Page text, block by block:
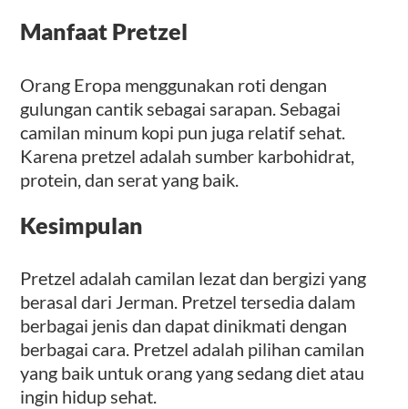
Manfaat Pretzel
Orang Eropa menggunakan roti dengan
gulungan cantik sebagai sarapan. Sebagai
camilan minum kopi pun juga relatif sehat.
Karena pretzel adalah sumber karbohidrat,
protein, dan serat yang baik.
Kesimpulan
Pretzel adalah camilan lezat dan bergizi yang
berasal dari Jerman. Pretzel tersedia dalam
berbagai jenis dan dapat dinikmati dengan
berbagai cara. Pretzel adalah pilihan camilan
yang baik untuk orang yang sedang diet atau
ingin hidup sehat.